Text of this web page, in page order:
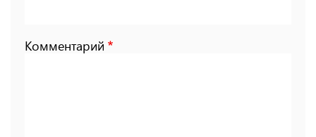
Комментарий